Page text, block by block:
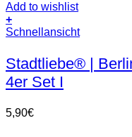
Add to wishlist
+
Schnellansicht
Stadtliebe® |
4er Set I
5,90€